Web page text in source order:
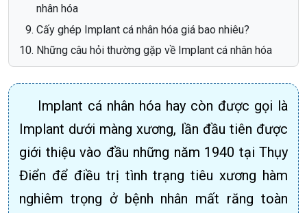
nhân hóa
Cấy ghép Implant cá nhân hóa giá bao nhiêu?
Những câu hỏi thường gặp về Implant cá nhân hóa
Implant cá nhân hóa hay còn được gọi là
Implant dưới màng xương, lần đầu tiên được
giới thiệu vào đầu những năm 1940 tại Thụy
Điển để điều trị tình trạng tiêu xương hàm
nghiêm trọng ở bệnh nhân mất răng toàn